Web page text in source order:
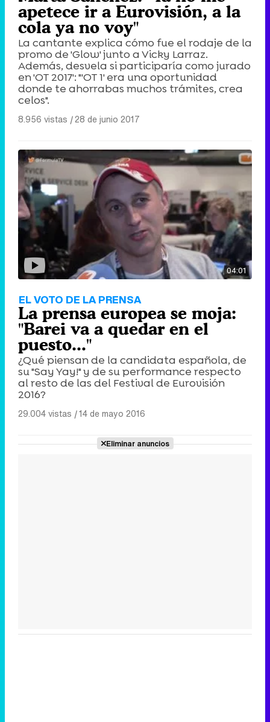
apetece ir a Eurovisión, a la
cola ya no voy"
La cantante explica cómo fue el rodaje de la
promo de 'Glow' junto a Vicky Larraz.
Además, desvela si participaría como jurado
en 'OT 2017': "'OT 1' era una oportunidad
donde te ahorrabas muchos trámites, crea
celos".
8.956 vistas |28 de junio 2017
04:01
EL VOTO DE LA PRENSA
La prensa europea se moja:
"Barei va a quedar en el
puesto..."
¿Qué piensan de la candidata española, de
su "Say Yay!" y de su performance respecto
al resto de las del Festival de Eurovisión
2016?
29.004 vistas |14 de mayo 2016
Eliminar anuncios